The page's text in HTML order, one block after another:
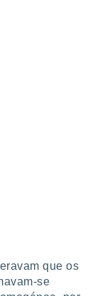
que os
se